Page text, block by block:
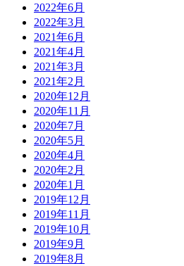
2022年6月
2022年3月
2021年6月
2021年4月
2021年3月
2021年2月
2020年12月
2020年11月
2020年7月
2020年5月
2020年4月
2020年2月
2020年1月
2019年12月
2019年11月
2019年10月
2019年9月
2019年8月